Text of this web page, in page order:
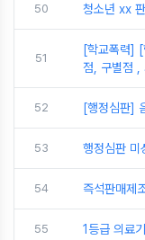
50 청소년 xx
51
[학교폭력] [
점, 구별점 ,
52 [행정심판]
53 행정심판 미
54 즉석판매제
55 1등급 의료